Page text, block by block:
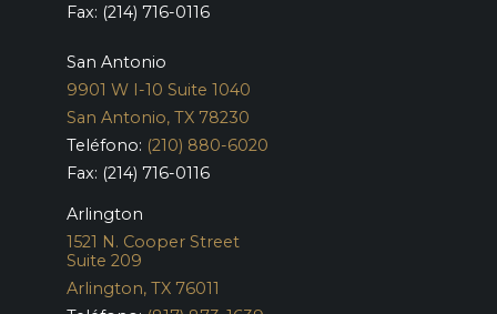
Fax: (214) 716-0116
San Antonio
9901 W I-10 Suite 1040
San Antonio, TX 78230
Teléfono: (210) 880-6020
Fax: (214) 716-0116
Arlington
1521 N. Cooper Street
Suite 209
Arlington, TX 76011